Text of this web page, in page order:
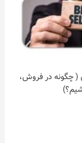
چگونه در فروش،